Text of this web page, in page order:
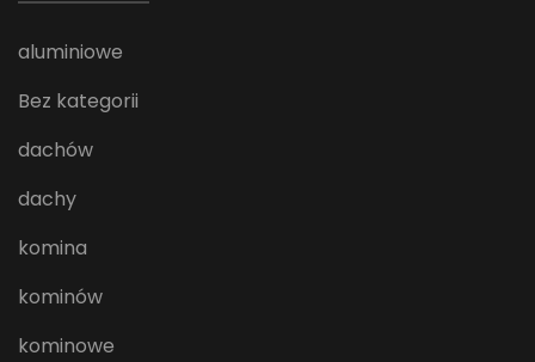
aluminiowe
Bez kategorii
dachów
dachy
komina
kominów
kominowe